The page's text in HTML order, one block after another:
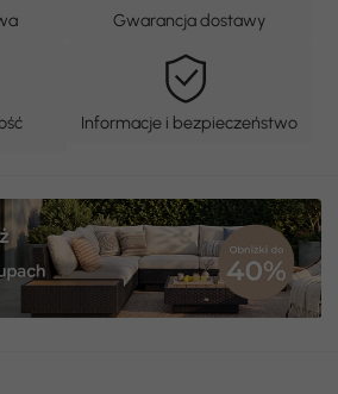
Gwarancja dostawy
Informacje i bezpieczeństwo